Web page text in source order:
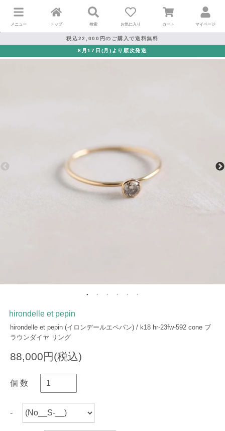
メニュー トップ 検索 お気に入り カート マイページ
税込22,000円のご購入で送料無料
8月17日(月)より順次発送
hirondelle et pepin
hirondelle et pepin (イロンデールエペパン) / k18 hr-23fw-592 cone ブ
ラウンダイヤ リング
88,000円(税込)
個 数
-